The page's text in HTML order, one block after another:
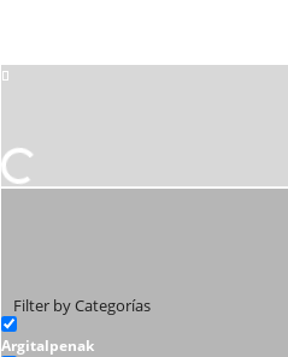
Filter by Categorías
Argitalpenak